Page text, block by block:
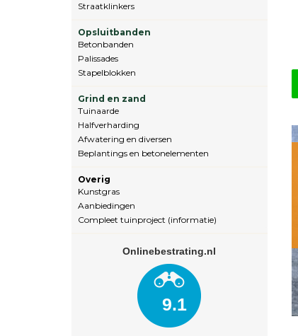
Straatklinkers
Opsluitbanden
Betonbanden
Palissades
Stapelblokken
Grind en zand
Tuinaarde
Halfverharding
Afwatering en diversen
Beplantings en betonelementen
Overig
Kunstgras
Aanbiedingen
Compleet tuinproject (informatie)
Onlinebestrating.nl
9.1